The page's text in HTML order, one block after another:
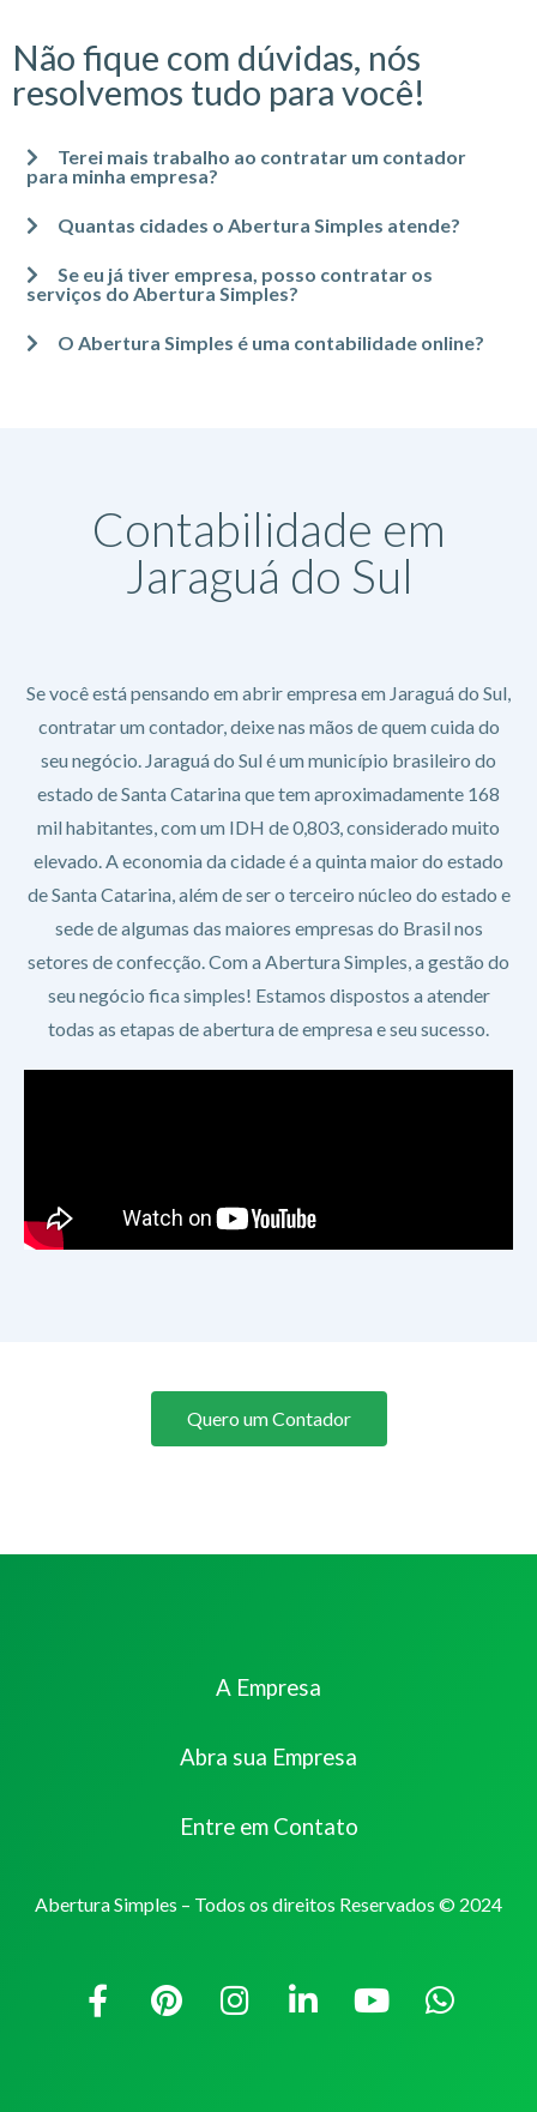
Não fique com dúvidas, nós
resolvemos tudo para você!
Terei mais trabalho ao contratar um contador
para minha empresa?
Quantas cidades o Abertura Simples atende?
Se eu já tiver empresa, posso contratar os
serviços do Abertura Simples?
O Abertura Simples é uma contabilidade online?
Contabilidade em
Jaraguá do Sul
Se você está pensando em abrir empresa em Jaraguá do Sul,
contratar um contador, deixe nas mãos de quem cuida do
seu negócio. Jaraguá do Sul é um município brasileiro do
estado de Santa Catarina que tem aproximadamente 168
mil habitantes, com um IDH de 0,803, considerado muito
elevado. A economia da cidade é a quinta maior do estado
de Santa Catarina, além de ser o terceiro núcleo do estado e
sede de algumas das maiores empresas do Brasil nos
setores de confecção. Com a Abertura Simples, a gestão do
seu negócio fica simples! Estamos dispostos a atender
todas as etapas de abertura de empresa e seu sucesso.
Quero um Contador
A Empresa
Abra sua Empresa
Entre em Contato
Abertura Simples – Todos os direitos Reservados © 2024